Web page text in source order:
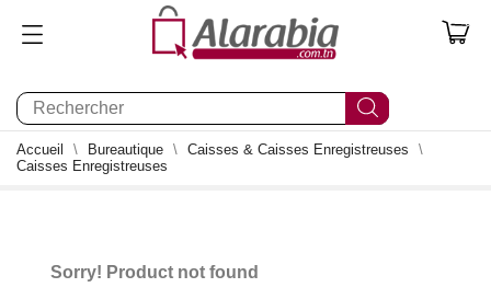
0
Accueil Bureautique
Caisses & Caisses Enregistreuses
Caisses Enregistreuses
Sorry! Product not found